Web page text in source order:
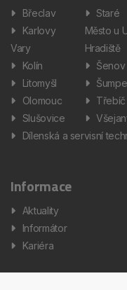
Břeclav
Karlovy
Vary
Kolín
Litomyšl
Olomouc
Slušovice
Staré
Město u
Hradiště
Šenov
Třebíč
Dílenská a servisní
Informace
Aktuality
Informátor
Kariéra